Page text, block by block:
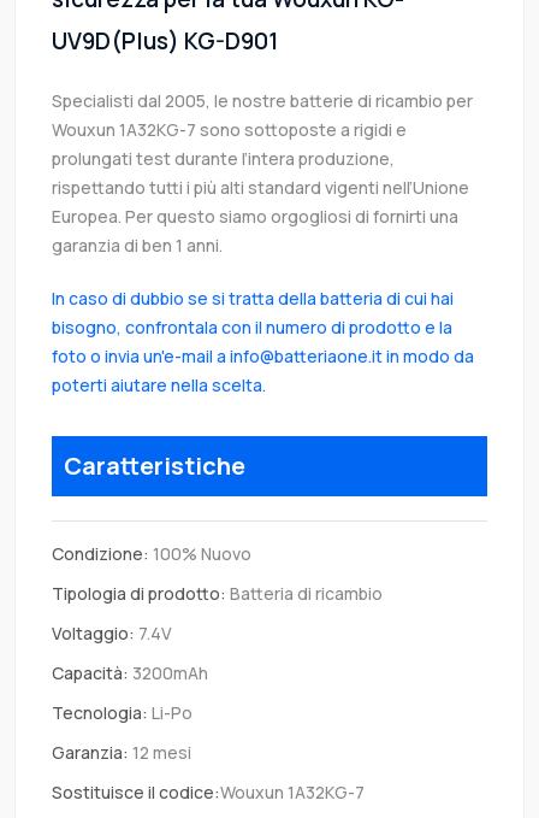
UV9D(Plus) KG-D901
Specialisti dal 2005, le nostre batterie di ricambio per
Wouxun 1A32KG-7 sono sottoposte a rigidi e
prolungati test durante l’intera produzione,
rispettando tutti i più alti standard vigenti nell’Unione
Europea. Per questo siamo orgogliosi di fornirti una
garanzia di ben 1 anni.
In caso di dubbio se si tratta della batteria di cui hai
bisogno, confrontala con il numero di prodotto e la
foto o invia un'e-mail a info@batteriaone.it in modo da
poterti aiutare nella scelta.
Caratteristiche
Condizione: 100% Nuovo
Tipologia di prodotto: Batteria di ricambio
Voltaggio: 7.4V
Capacità: 3200mAh
Tecnologia: Li-Po
Garanzia: 12 mesi
Sostituisce il codice:Wouxun 1A32KG-7